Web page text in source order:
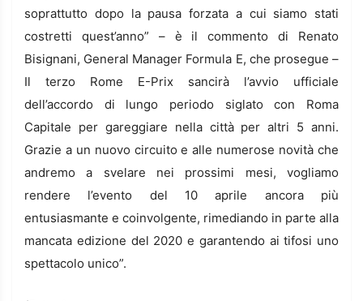
soprattutto dopo la pausa forzata a cui siamo stati
costretti quest’anno” – è il commento di Renato
Bisignani, General Manager Formula E, che prosegue –
Il terzo Rome E-Prix sancirà l’avvio ufficiale
dell’accordo di lungo periodo siglato con Roma
Capitale per gareggiare nella città per altri 5 anni.
Grazie a un nuovo circuito e alle numerose novità che
andremo a svelare nei prossimi mesi, vogliamo
rendere l’evento del 10 aprile ancora più
entusiasmante e coinvolgente, rimediando in parte alla
mancata edizione del 2020 e garantendo ai tifosi uno
spettacolo unico”.